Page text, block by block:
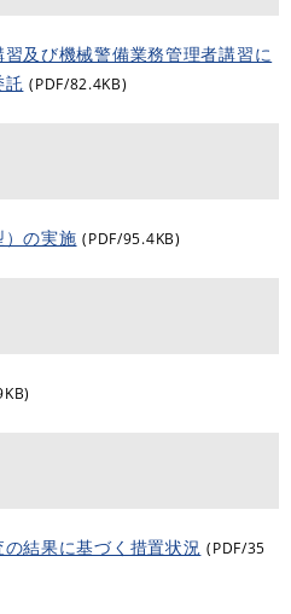
及び機械警備業務管理者講習に
託 (PDF/82.4KB)
）の実施 (PDF/95.4KB)
結果に基づく措置状況 (PDF/35